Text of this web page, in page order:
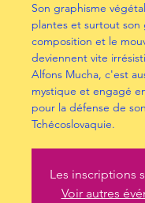
Son graphisme
plantes et surtout
composition et le
deviennent vite
Alfons Mucha, c'est
mystique et engagé
pour la défense de
Tchécoslovaquie.
Les inscriptions
Voir autres